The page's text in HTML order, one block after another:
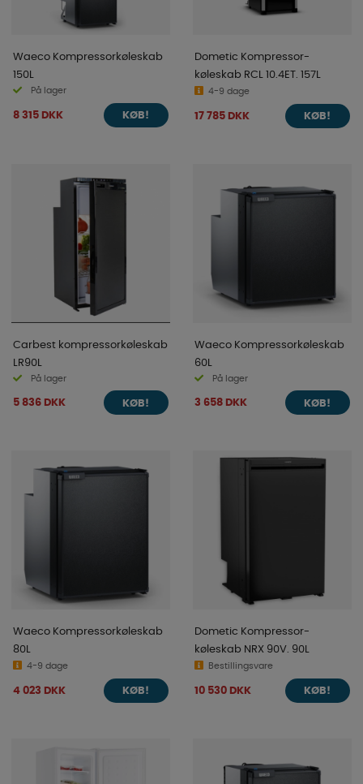
Waeco Kompressorkøleskab
150L
På lager
8 315 DKK KØB!
Dometic Kompressor-
køleskab RCL 10.4ET. 157L
4-9 dage
17 785 DKK KØB!
Carbest kompressorkøleskab
LR90L
På lager
5 836 DKK KØB!
Waeco Kompressorkøleskab
60L
På lager
3 658 DKK KØB!
Waeco Kompressorkøleskab
80L
4-9 dage
4 023 DKK KØB!
Dometic Kompressor-
køleskab NRX 90V. 90L
Bestillingsvare
10 530 DKK KØB!